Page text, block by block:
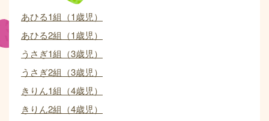
あひる1組（1歳児）
あひる2組（1歳児）
うさぎ1組（3歳児）
うさぎ2組（3歳児）
きりん1組（4歳児）
きりん2組（4歳児）